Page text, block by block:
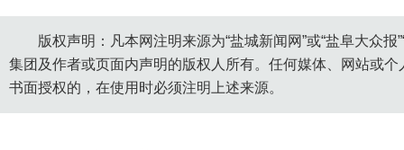
版权声明：凡本网注明来源为“盐城新闻网”或“盐阜大众
集团及作者或页面内声明的版权人所有。任何媒体、网站或
书面授权的，在使用时必须注明上述来源。